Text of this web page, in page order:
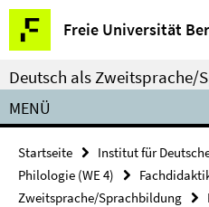
Springe
direkt
zu
Inhalt
Freie Universität
Service-
Navigation
Deutsch als Zweitsprache/
MENÜ
Startseite
Institut für
Philologie (WE 4)
Zweitsprache/Sprachbildung